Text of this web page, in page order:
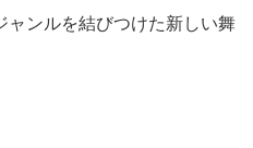
ャンルを結びつけた新しい舞